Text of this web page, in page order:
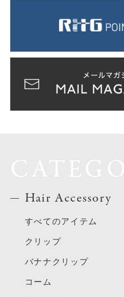
Hair Accessory
すべてのアイテム
クリップ
バナナクリップ
コーム